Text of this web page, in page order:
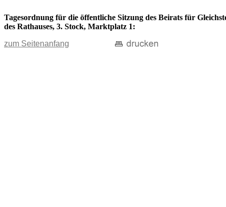
Tagesordnung für die öffentliche Sitzung des Beirats für
des Rathauses, 3. Stock, Marktplatz 1:
zum Seitenanfang